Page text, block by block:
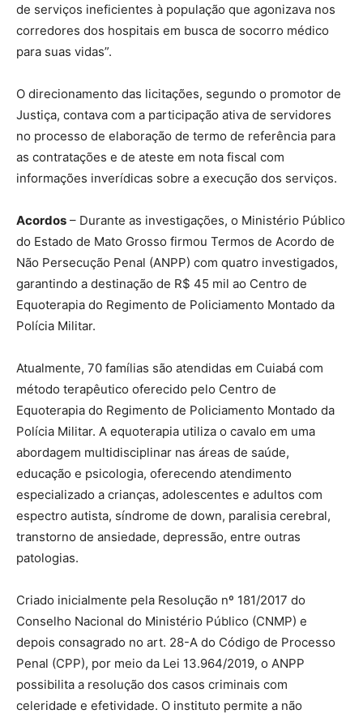
de serviços ineficientes à população que agonizava nos
corredores dos hospitais em busca de socorro médico
para suas vidas”.
O direcionamento das licitações, segundo o promotor de
Justiça, contava com a participação ativa de servidores
no processo de elaboração de termo de referência para
as contratações e de ateste em nota fiscal com
informações inverídicas sobre a execução dos serviços.
Acordos – Durante as investigações, o Ministério Público
do Estado de Mato Grosso firmou Termos de Acordo de
Não Persecução Penal (ANPP) com quatro investigados,
garantindo a destinação de R$ 45 mil ao Centro de
Equoterapia do Regimento de Policiamento Montado da
Polícia Militar.
Atualmente, 70 famílias são atendidas em Cuiabá com
método terapêutico oferecido pelo Centro de
Equoterapia do Regimento de Policiamento Montado da
Polícia Militar. A equoterapia utiliza o cavalo em uma
abordagem multidisciplinar nas áreas de saúde,
educação e psicologia, oferecendo atendimento
especializado a crianças, adolescentes e adultos com
espectro autista, síndrome de down, paralisia cerebral,
transtorno de ansiedade, depressão, entre outras
patologias.
Criado inicialmente pela Resolução nº 181/2017 do
Conselho Nacional do Ministério Público (CNMP) e
depois consagrado no art. 28-A do Código de Processo
Penal (CPP), por meio da Lei 13.964/2019, o ANPP
possibilita a resolução dos casos criminais com
celeridade e efetividade. O instituto permite a não